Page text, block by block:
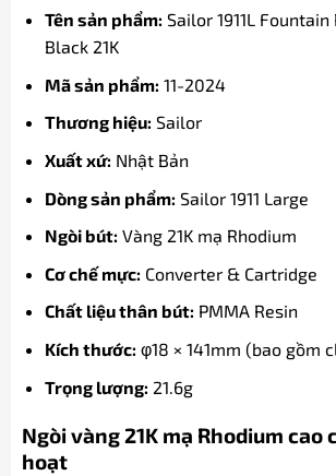
Tên sản phẩm: Sailor 1911L
Black 21K
Mã sản phẩm: 11-2024
Thương hiệu: Sailor
Xuất xứ: Nhật Bản
Dòng sản phẩm: Sailor 1911 Large
Ngòi bút: Vàng 21K mạ Rhodium
Cơ chế mực: Converter & Cartridge
Chất liệu thân bút: PMMA Resin
Kích thước: φ18 × 141mm (bao gồm
Trọng lượng: 21.6g
Ngòi vàng 21K mạ Rhodium cao
hoạt